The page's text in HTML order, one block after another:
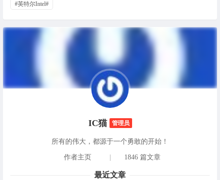
#英特尔Intel#
IC猫 管理员
所有的伟大，都源于一个勇敢的开始！
作者主页 1846 篇文章
最近文章